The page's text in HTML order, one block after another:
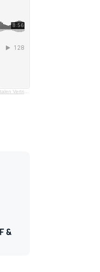
&